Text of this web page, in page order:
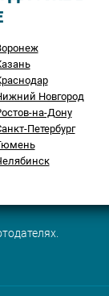
Новгород
на-Дону
Петербург